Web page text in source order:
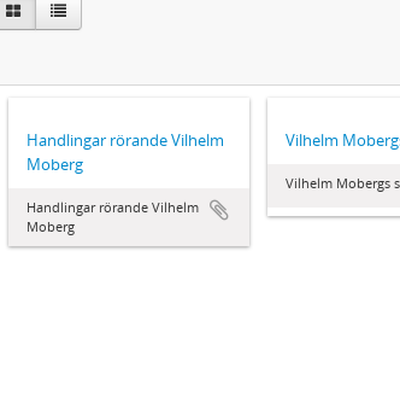
Handlingar rörande Vilhelm
Moberg
Handlingar rörande Vilhelm
Moberg
Vilhelm
Vilhelm Mobergs